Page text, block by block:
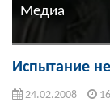
Медиа
Испытание
24.02.2008